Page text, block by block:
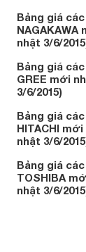
Bảng giá
nhật 3/6/
Bảng giá
GREE mới
3/6/2015)
Bảng giá
HITACHI
nhật 3/6/
Bảng giá
TOSHIBA
nhật 3/6/